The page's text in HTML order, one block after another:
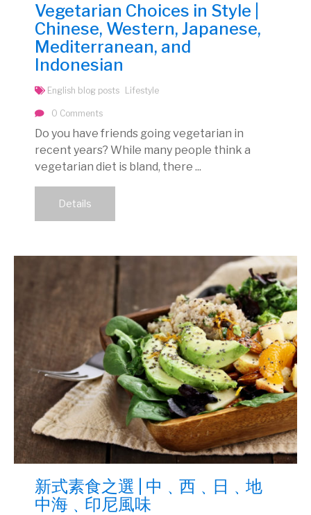
Vegetarian Choices in Style |
Chinese, Western, Japanese,
Mediterranean, and
Indonesian
English blog posts Lifestyle
0 Comments
Do you have friends going vegetarian in
recent years? While many people think a
vegetarian diet is bland, there ...
Details
新式素食之選 | 中﹑西﹑日﹑地
中海﹑印尼風味